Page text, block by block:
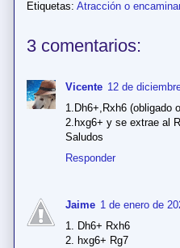
Etiquetas: Atracción o
3 comentarios:
Vicente 12 de
1.Dh6+,Rxh6 (obligado
2.hxg6+ y se extrae al
Saludos
Responder
Jaime 1 de enero de
1. Dh6+ Rxh6
2. hxg6+ Rg7